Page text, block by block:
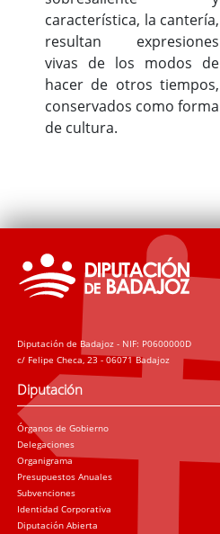
característica, la cantería,
resultan expresiones
vivas de los modos de
hacer de otros tiempos,
conservados como forma
de cultura.
Diputación de Badajoz - NIF: P0600000D
c/ Felipe Checa, 23 - 06071 Badajoz
Diputación
Órganos de Gobierno
Delegaciones
Organigrama
Presupuestos Anuales
Subvenciones
Identidad Corporativa
Diputación Abierta